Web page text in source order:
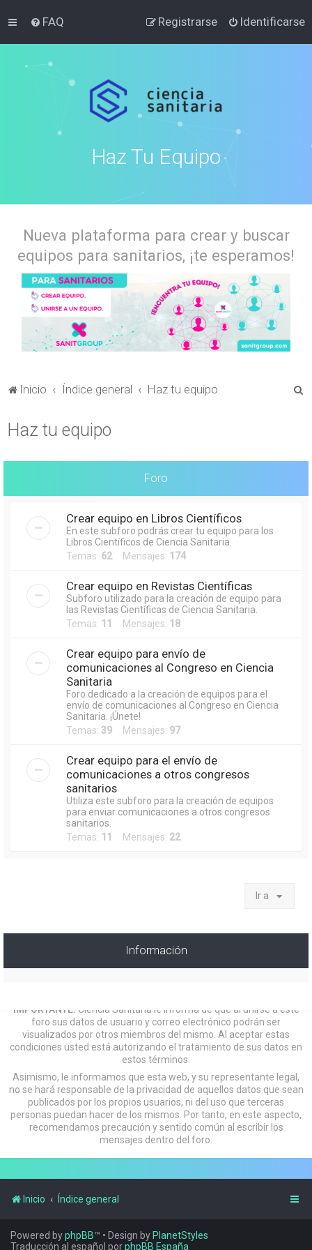
FAQ Identificarse
Registrarse
Haz Tu Equipo
Nueva plataforma para crear y buscar
equipos para sanitarios, ¡te esperamos!
Inicio Índice general Haz tu equipo
Haz tu equipo
Foro
Crear equipo en Libros Científicos
En este subforo podrás crear tu equipo para los
Libros Científicos de Ciencia Sanitaria.
Temas: 62Mensajes: 174
Crear equipo en Revistas Científicas
Subforo utilizado para la creación de equipo para
las Revistas Científicas de Ciencia Sanitaria.
Temas: 11 Mensajes: 18
Crear equipo para envío de
comunicaciones al Congreso en Ciencia
Sanitaria
Foro dedicado a la creación de equipos para el
envío de comunicaciones al Congreso en Ciencia
Sanitaria. ¡Únete!
Temas: 39 Mensajes: 97
Crear equipo para el envío de
comunicaciones a otros congresos
sanitarios
Utiliza este subforo para la creación de equipos
para enviar comunicaciones a otros congresos
sanitarios.
Temas: 11 Mensajes: 22
Ir a
Información
IMPORTANTE: Ciencia Sanitaria le informa de que al unirse a este
foro sus datos de usuario y correo electrónico podrán ser
visualizados por otros miembros del mismo. Al aceptar estas
condiciones usted está autorizando el tratamiento de sus datos en
estos términos.
Asimismo, le informamos que esta web, y su representante legal,
no se hará responsable de la privacidad de aquellos datos que sean
publicados por los propios usuarios, ni del uso que terceras
personas puedan hacer de los mismos. Por tanto, en este aspecto,
recomendamos precaución y sentido común al escribir los
mensajes dentro del foro.
Inicio Índice general
Powered byphpBB™ • Design by PlanetStyles
Traducción al español porphpBB España